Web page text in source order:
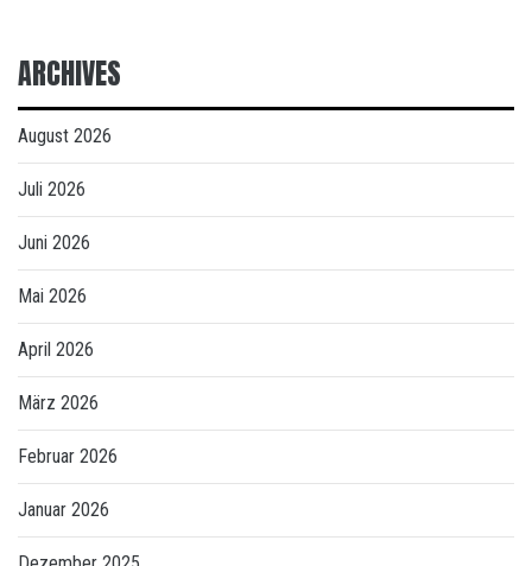
ARCHIVES
August 2026
Juli 2026
Juni 2026
Mai 2026
April 2026
März 2026
Februar 2026
Januar 2026